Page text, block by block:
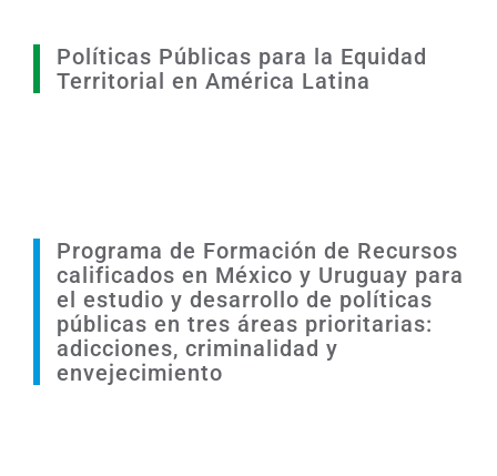
Políticas Públicas para la Equidad
Territorial en América Latina
Programa de Formación de Recursos
calificados en México y Uruguay para
el estudio y desarrollo de políticas
públicas en tres áreas prioritarias:
adicciones, criminalidad y
envejecimiento